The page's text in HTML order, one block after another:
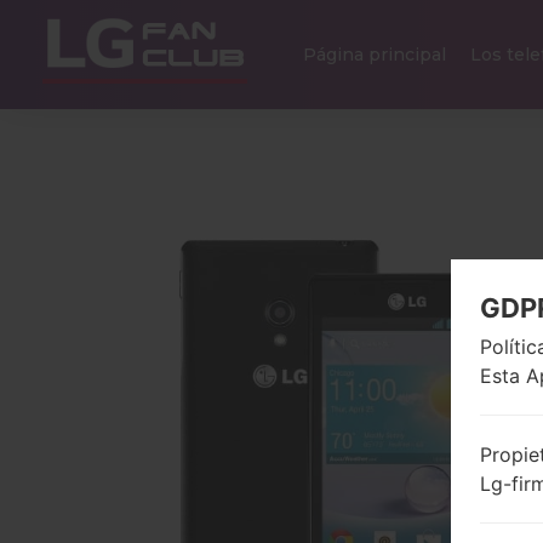
Página principal Los
Esta
Lg-